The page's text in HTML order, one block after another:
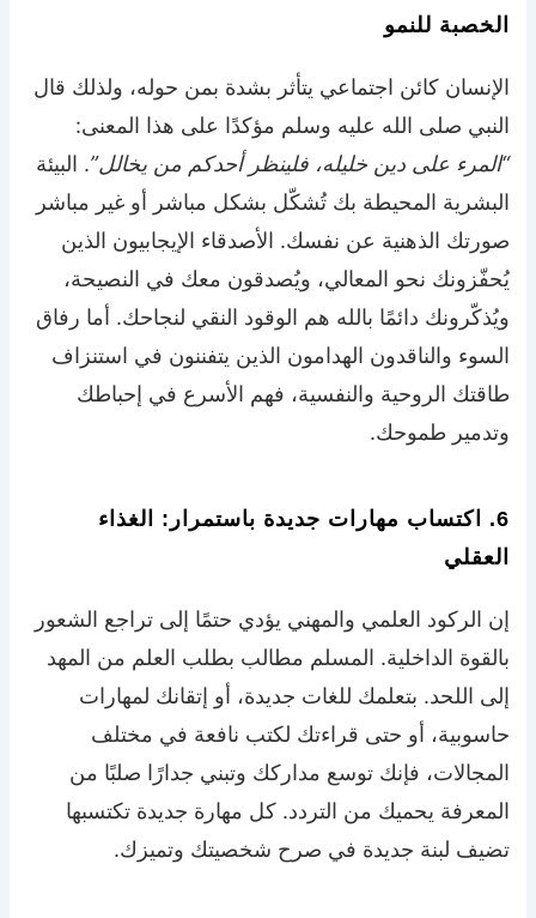
الخصبة للنمو
الإنسان كائن اجتماعي يتأثر بشدة بمن حوله، ولذلك قال
النبي صلى الله عليه وسلم مؤكدًا على هذا المعنى:
“المرء على دين خليله، فلينظر أحدكم من يخالل”. البيئة
البشرية المحيطة بك تُشكّل بشكل مباشر أو غير مباشر
صورتك الذهنية عن نفسك. الأصدقاء الإيجابيون الذين
يُحفّزونك نحو المعالي، ويُصدقون معك في النصيحة،
ويُذكّرونك دائمًا بالله هم الوقود النقي لنجاحك. أما رفاق
السوء والناقدون الهدامون الذين يتفننون في استنزاف
طاقتك الروحية والنفسية، فهم الأسرع في إحباطك
وتدمير طموحك.
6. اكتساب مهارات جديدة باستمرار: الغذاء
العقلي
إن الركود العلمي والمهني يؤدي حتمًا إلى تراجع الشعور
بالقوة الداخلية. المسلم مطالب بطلب العلم من المهد
إلى اللحد. بتعلمك للغات جديدة، أو إتقانك لمهارات
حاسوبية، أو حتى قراءتك لكتب نافعة في مختلف
المجالات، فإنك توسع مداركك وتبني جدارًا صلبًا من
المعرفة يحميك من التردد. كل مهارة جديدة تكتسبها
تضيف لبنة جديدة في صرح شخصيتك وتميزك.